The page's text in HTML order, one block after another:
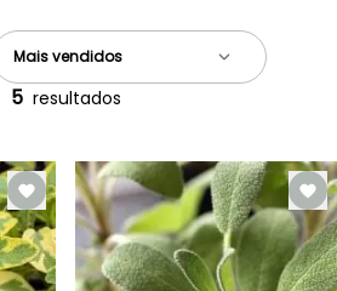
5 resultados